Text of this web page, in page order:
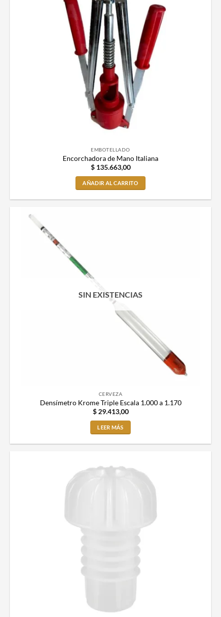
EMBOTELLADO
Encorchadora de Mano Italiana
$135.663,00
AÑADIR AL CARRITO
SIN EXISTENCIAS
CERVEZA
Densímetro Krome Triple Escala 1.000 a 1.170
$29.413,00
LEER MÁS